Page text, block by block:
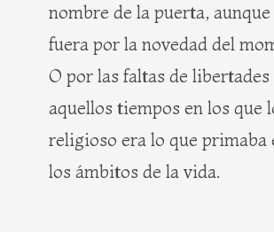
nombre de la puerta,
fuera por la novedad del
O por las faltas de libertades
aquellos tiempos en los que
religioso era lo que primaba
los ámbitos de la vida.